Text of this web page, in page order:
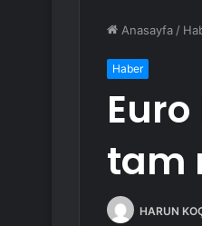
Anasayfa /
Haber
tam
HARUN